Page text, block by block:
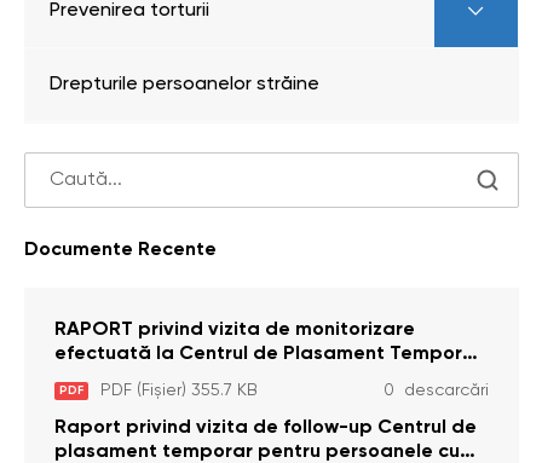
Prevenirea torturii
Drepturile persoanelor străine
Documente Recente
RAPORT privind vizita de monitorizare
efectuată la Centrul de Plasament Temporar
pentru Persoane cu Dizabilități (Adulte) din s.
Brînzeni, r. Edineț, din data de 25 mai 2026
PDF PDF (Fișier) 355.7 KB 0 descarcări
Raport privind vizita de follow-up Centrul de
plasament temporar pentru persoanele cu